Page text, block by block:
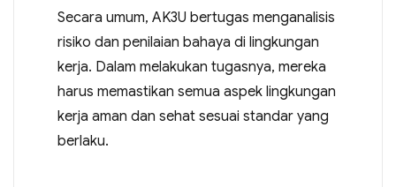
Secara umum, AK3U bertugas menganalisis
risiko dan penilaian bahaya di lingkungan
kerja. Dalam melakukan tugasnya, mereka
harus memastikan semua aspek lingkungan
kerja aman dan sehat sesuai standar yang
berlaku.